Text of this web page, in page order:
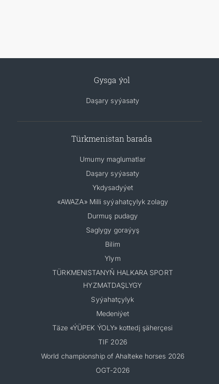
Gysga ýol
Daşary syýasaty
Türkmenistan barada
Umumy maglumatlar
Daşary syýasaty
Ykdysadyýet
«AWAZA» Milli syýahatçylyk zolagy
Durmuş pudagy
Saglygy goraýyş
Bilim
Ylym
TÜRKMENISTANYŇ HALKARA SPORT
HYZMATDAŞLYGY
Syýahatçylyk
Medeniýet
Täze «ÝÜPEK ÝOLY» kottedj şäherçesi
TIF 2026
World championship of Ahalteke horses 2026
OGT-2026